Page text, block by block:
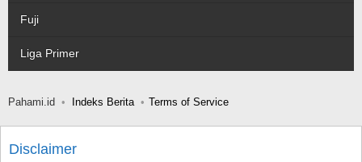
Fuji
Liga Primer
Pahami.id Indeks Berita Terms of Service
Disclaimer